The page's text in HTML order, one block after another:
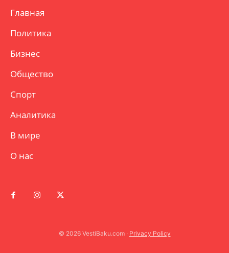
Главная
Политика
Бизнес
Общество
Спорт
Аналитика
В мире
О нас
© 2026 VestiBaku.com · Privacy Policy